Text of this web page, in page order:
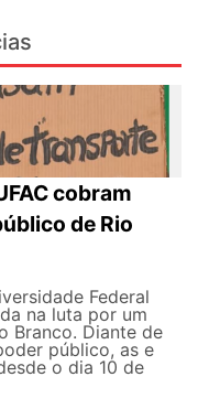
cobram
de Rio
Federal
na luta por um
Branco. Diante de
público, as e
o dia 10 de